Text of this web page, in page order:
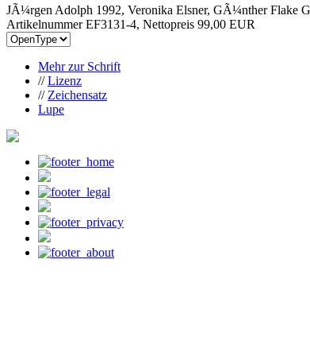
JÃ¼rgen Adolph 1992, Veronika Elsner, GÃ¼nther Flake
Artikelnummer EF3131-4, Nettopreis 99,00 EUR
Mehr zur Schrift
//Lizenz
// Zeichensatz
Lupe